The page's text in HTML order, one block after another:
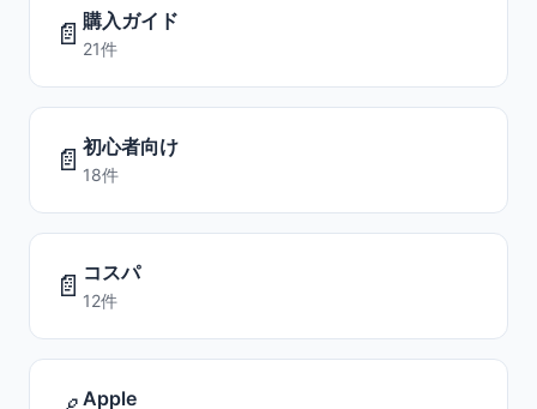
📄 購入ガイド
21件
📄 初心者向け
18件
📄 コスパ
12件
Apple